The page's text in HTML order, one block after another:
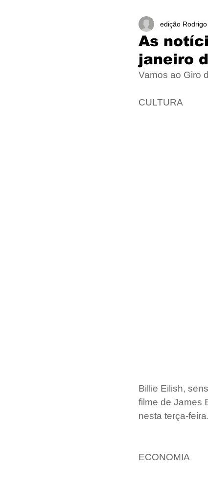
As
janeiro
edição
Vamos ao Giro
CULTURA
Billie Eilish,
filme de James
nesta terça-feira.
ECONOMIA